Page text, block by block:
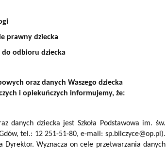
prawny dziecka
odbioru dziecka
oraz danych Waszego dziecka
i opiekuńczych informujemy, że:
danych dziecka jest Szkoła Podstawowa im. św.
tel.: 12 251-51-80, e-mail: sp.bilczyce@op.pl).
Wyznacza on cele przetwarzania danych